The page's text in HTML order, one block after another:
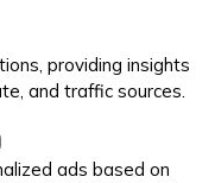
providing insights
and traffic sources.
ads based on